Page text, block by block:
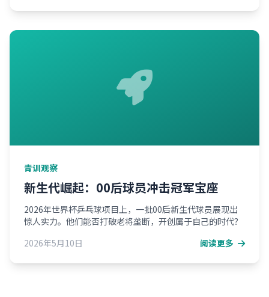
青训观察
新生代崛起：00后球员冲击冠军宝座
2026年世界杯乒乓球项目上，一批00后新生代球员展现出
惊人实力。他们能否打破老将垄断，开创属于自己的时代？
2026年5月10日
阅读更多